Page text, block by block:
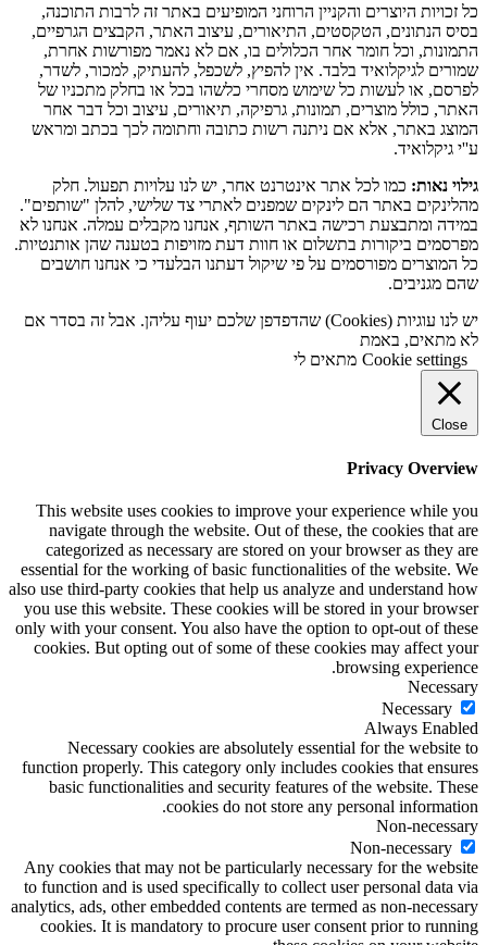
כל זכויות היוצרים והקניין הרוחני המופיעים באתר זה לרבות התוכנה,
בסיס הנתונים, הטקסטים, התיאורים, עיצוב האתר, הקבצים הגרפיים,
התמונות, וכל חומר אחר הכלולים בו, אם לא נאמר מפורשות אחרת,
שמורים לגיקלואיד בלבד. אין להפיץ, לשכפל, להעתיק, למכור, לשדר,
לפרסם, או לעשות כל שימוש מסחרי כלשהו בכל או בחלק מתכניו של
האתר, כולל מוצרים, תמונות, גרפיקה, תיאורים, עיצוב וכל דבר אחר
המוצג באתר, אלא אם ניתנה רשות כתובה וחתומה לכך בכתב ומראש
ע''י גיקלואיד.
גילוי נאות: כמו לכל אתר אינטרנט אחר, יש לנו עלויות תפעול. חלק
מהלינקים באתר הם לינקים שמפנים לאתרי צד שלישי, להלן "שותפים".
במידה ומתבצעת רכישה באתר השותף, אנחנו מקבלים עמלה. אנחנו לא
מפרסמים ביקורות בתשלום או חוות דעת מזויפות בטענה שהן אותנטיות.
כל המוצרים מפורסמים על פי שיקול דעתנו הבלעדי כי אנחנו חושבים
שהם מגניבים.
יש לנו עוגיות (Cookies) שהדפדפן שלכם יעוף עליהן. אבל זה בסדר אם
לא מתאים, באמת
Cookie settings מתאים לי
Close
Privacy Overview
This website uses cookies to improve your experience while you
navigate through the website. Out of these, the cookies that are
categorized as necessary are stored on your browser as they are
essential for the working of basic functionalities of the website. We
also use third-party cookies that help us analyze and understand how
you use this website. These cookies will be stored in your browser
only with your consent. You also have the option to opt-out of these
cookies. But opting out of some of these cookies may affect your
browsing experience.
Necessary
Necessary
Always Enabled
Necessary cookies are absolutely essential for the website to
function properly. This category only includes cookies that ensures
basic functionalities and security features of the website. These
cookies do not store any personal information.
Non-necessary
Non-necessary
Any cookies that may not be particularly necessary for the website
to function and is used specifically to collect user personal data via
analytics, ads, other embedded contents are termed as non-necessary
cookies. It is mandatory to procure user consent prior to running